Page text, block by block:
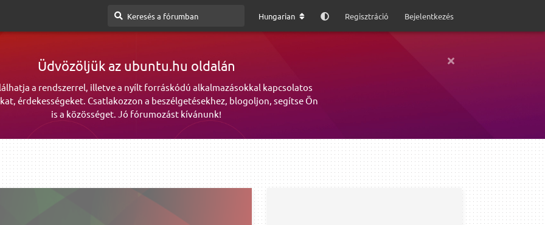
Hungarian Regisztráció Bejelentkezés
Üdvözöljük az ubuntu.hu oldalán
a rendszerrel, illetve a nyílt forráskódú alkalmazásokkal kapcsolatos
érdekességeket. Csatlakozzon a beszélgetésekhez, blogoljon, segítse Ön
is a közösséget. Jó fórumozást kívánunk!